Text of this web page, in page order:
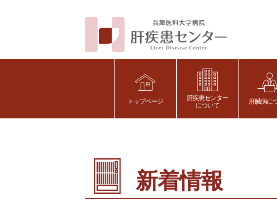
トップページ
肝疾患センター
について
肝臓病に
新着情報